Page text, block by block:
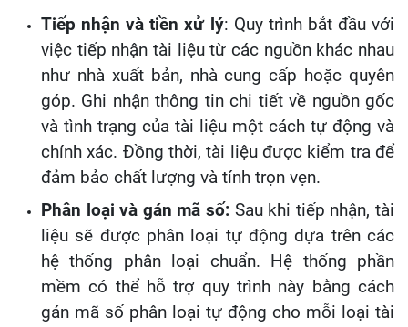
Tiếp nhận và tiền xử lý: Quy trình bắt đầu với
việc tiếp nhận tài liệu từ các nguồn khác nhau
như nhà xuất bản, nhà cung cấp hoặc quyên
góp. Ghi nhận thông tin chi tiết về nguồn gốc
và tình trạng của tài liệu một cách tự động và
chính xác. Đồng thời, tài liệu được kiểm tra để
đảm bảo chất lượng và tính trọn vẹn.
Phân loại và gán mã số: Sau khi tiếp nhận, tài
liệu sẽ được phân loại tự động dựa trên các
hệ thống phân loại chuẩn. Hệ thống phần
mềm có thể hỗ trợ quy trình này bằng cách
gán mã số phân loại tự động cho mỗi loại tài